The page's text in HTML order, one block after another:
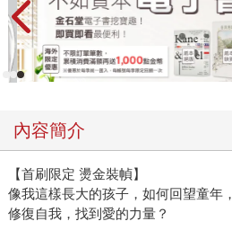
內容簡介
【首刷限定 燙金裝幀】
像我這樣長大的孩子，如何回望童年，
修復自我，找到愛的力量？